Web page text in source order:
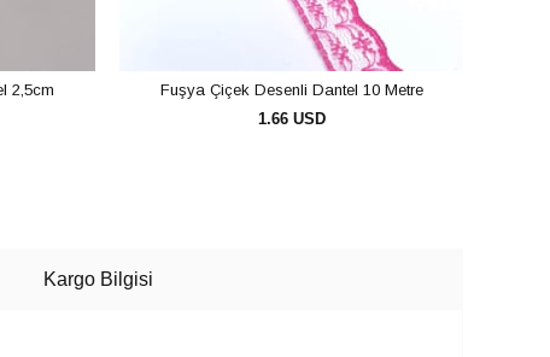
2,5cm
Fuşya Çiçek Desenli Dantel 10 Metre
1.66 USD
Kargo Bilgisi